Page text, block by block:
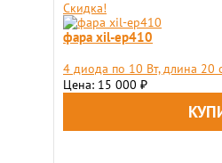
Скидка!
фара xil-ep410
4 диода по 10 Вт, длина 20
Цена: 15 000 ₽